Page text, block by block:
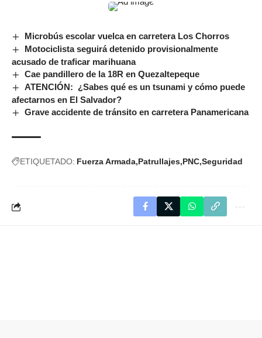
Microbús escolar vuelca en carretera Los Chorros
Motociclista seguirá detenido provisionalmente
acusado de traficar marihuana
Cae pandillero de la 18R en Quezaltepeque
ATENCIÓN: ¿Sabes qué es un tsunami y cómo puede
afectarnos en El Salvador?
Grave accidente de tránsito en carretera Panamericana
ETIQUETADO: Fuerza Armada Patrullajes PNC Seguridad